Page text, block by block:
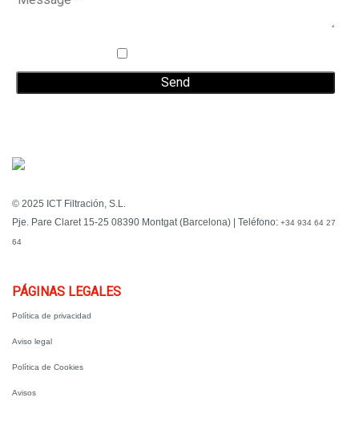
© 2025 ICT Filtración, S.L.
Pje. Pare Claret 15-25 08390 Montgat (Barcelona) | Teléfono: +34 934 64 27
64
PÁGINAS LEGALES
Política de privacidad
Aviso legal
Política de Cookies
Avisos